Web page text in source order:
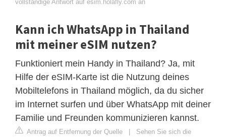
vollständige Antwort auf esim.holafly.com an
Kann ich WhatsApp in Thailand
mit meiner eSIM nutzen?
Funktioniert mein Handy in Thailand? Ja, mit
Hilfe der eSIM-Karte ist die Nutzung deines
Mobiltelefons in Thailand möglich, da du sicher
im Internet surfen und über WhatsApp mit deiner
Familie und Freunden kommunizieren kannst.
Antrag auf Entfernung der Quelle | Sehen Sie sich die